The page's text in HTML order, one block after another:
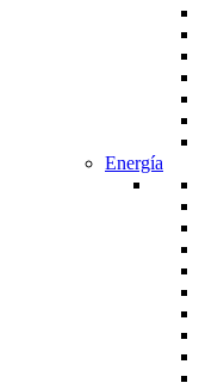
Energía